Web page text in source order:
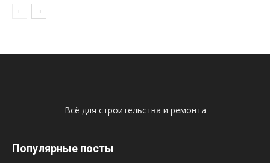
Всё для строительства и ремонта
Популярные посты